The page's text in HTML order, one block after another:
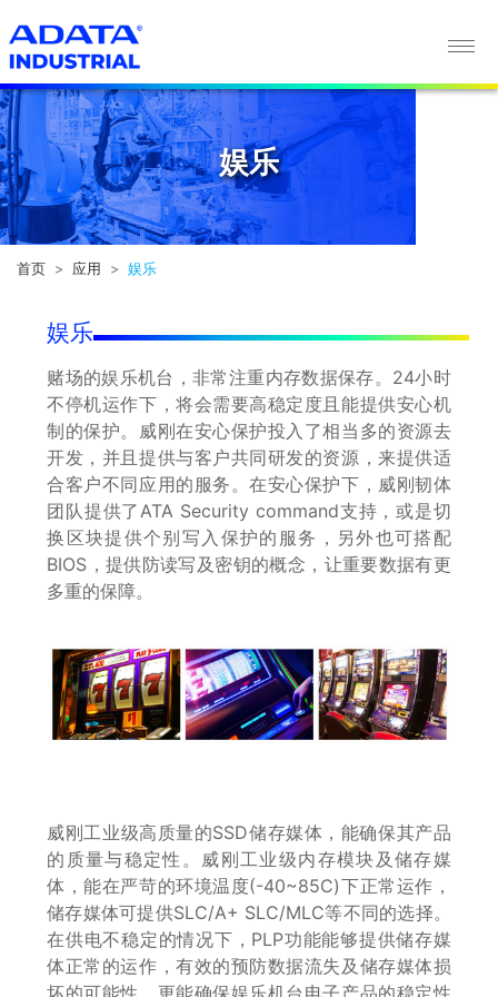
娱乐
娱乐
首页 应用 娱乐
娱乐
赌场的娱乐机台，非常注重内存数据保存。24小时
不停机运作下，将会需要高稳定度且能提供安心机
制的保护。威刚在安心保护投入了相当多的资源去
开发，并且提供与客户共同研发的资源，来提供适
合客户不同应用的服务。在安心保护下，威刚韧体
团队提供了ATA Security command支持，或是切
换区块提供个别写入保护的服务，另外也可搭配
BIOS，提供防读写及密钥的概念，让重要数据有更
多重的保障。
威刚工业级高质量的SSD储存媒体，能确保其产品
的质量与稳定性。威刚工业级内存模块及储存媒
体，能在严苛的环境温度(-40~85C)下正常运作，
储存媒体可提供SLC/A+ SLC/MLC等不同的选择。
在供电不稳定的情况下，PLP功能能够提供储存媒
体正常的运作，有效的预防数据流失及储存媒体损
坏的可能性，更能确保娱乐机台电子产品的稳定性